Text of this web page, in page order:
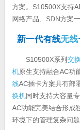
方案。S10500X支持
网络产品、SDN方案
新一代有线无线
S10500X系列交
机原生支持融合AC功
线AC插卡方案具有部
换机同时支持大容量
AC功能完美结合形成
环境下的管理复杂问